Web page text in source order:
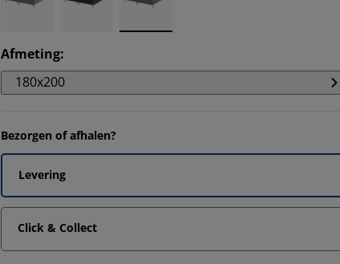
Afmeting:
180x200
Bezorgen of afhalen?
Levering
Click & Collect